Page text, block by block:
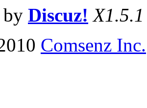
by Discuz! X1.5.1
Comsenz Inc.